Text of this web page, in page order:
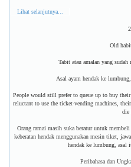
Lihat selanjutnya...
Old
Tabit atau amalan yang sudah
Asal ayam hendak ke
People would still prefer to queue up to buy
reluctant to use the ticket-vending machines,
die
Orang ramai masih suka beratur untuk
keberatan hendak menggunakan mesin tiket,
hendak ke lumbung, asal
Peribahasa dan